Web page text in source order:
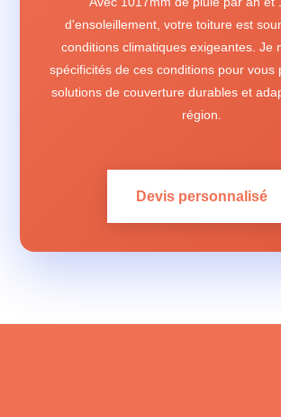
d'ensoleillement, votre toiture est
conditions climatiques exigeantes. Je
spécificités de ces conditions pour vous
solutions de couverture durables et
région.
Devis personnalisé